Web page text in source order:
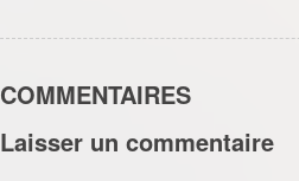
COMMENTAIRES
Laisser un commentaire